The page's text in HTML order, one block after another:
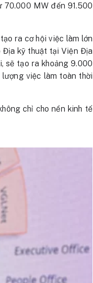
MW đến 91.500
ra cơ hội việc làm lớn
Địa kỹ thuật tại Viện Địa
sẽ tạo ra khoảng 9.000
việc làm toàn thời
chỉ cho nền kinh tế